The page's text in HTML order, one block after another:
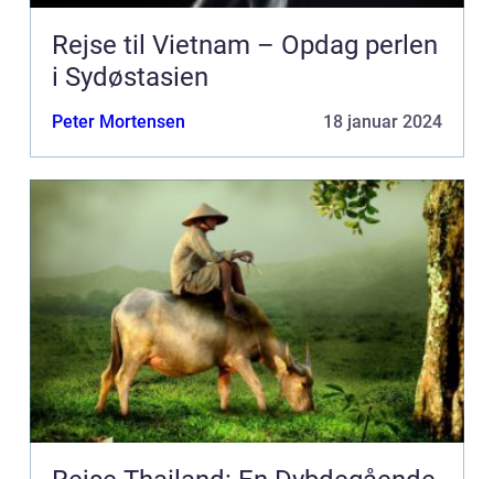
Rejse til Vietnam – Opdag perlen
i Sydøstasien
Peter Mortensen 18 januar 2024